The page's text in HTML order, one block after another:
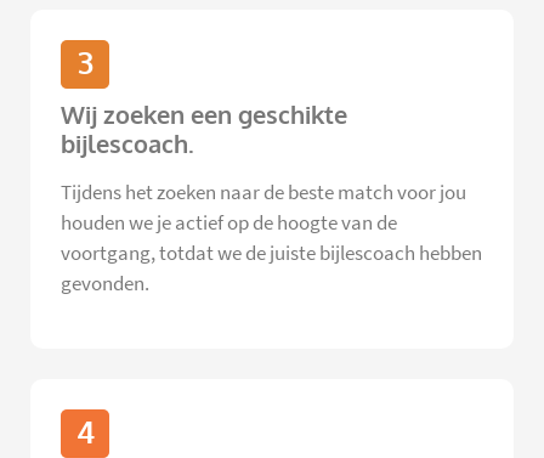
3
Wij zoeken een geschikte
bijlescoach.
Tijdens het zoeken naar de beste match voor jou
houden we je actief op de hoogte van de
voortgang, totdat we de juiste bijlescoach hebben
gevonden.
4